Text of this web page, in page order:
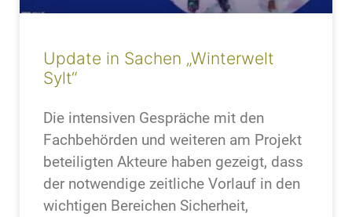
Update in Sachen „Winterwelt
Sylt“
Die intensiven Gespräche mit den
Fachbehörden und weiteren am Projekt
beteiligten Akteure haben gezeigt, dass
der notwendige zeitliche Vorlauf in den
wichtigen Bereichen Sicherheit,